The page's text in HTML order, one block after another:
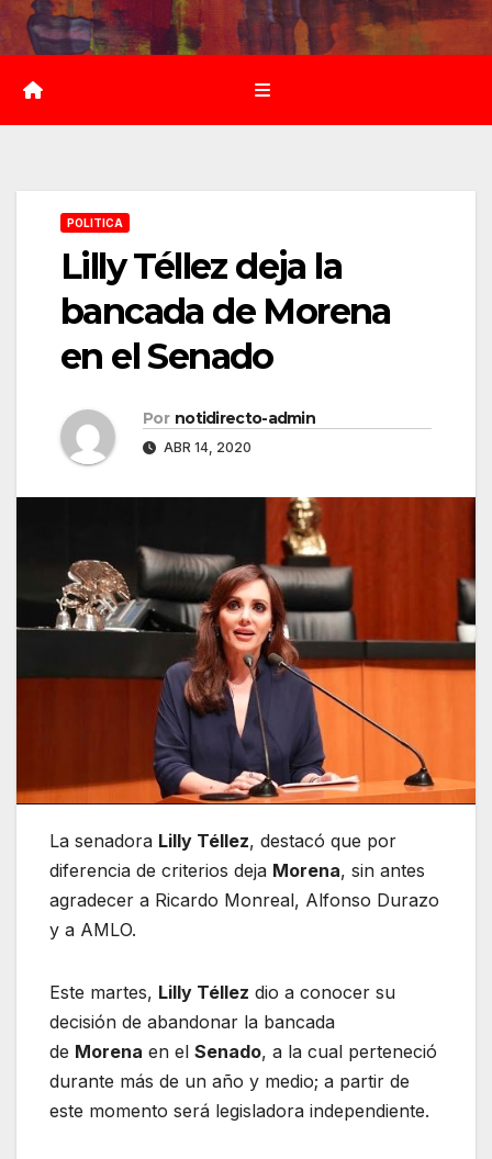
Saltar
al
contenido
POLITICA
Lilly Téllez deja la
bancada de Morena
en el Senado
Por notidirecto-admin
ABR 14, 2020
La senadora Lilly Téllez, destacó que por
diferencia de criterios deja Morena, sin antes
agradecer a Ricardo Monreal, Alfonso Durazo
y a AMLO.
Este martes, Lilly Téllez dio a conocer su
decisión de abandonar la bancada
de Morena en el Senado, a la cual perteneció
durante más de un año y medio; a partir de
este momento será legisladora independiente.